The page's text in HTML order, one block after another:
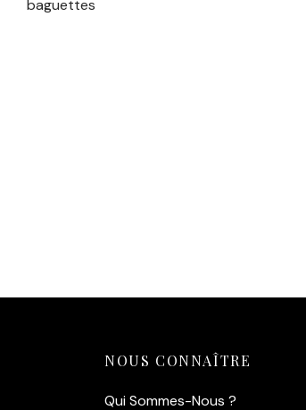
NOUS CONNAÎTRE
Qui Sommes-Nous ?